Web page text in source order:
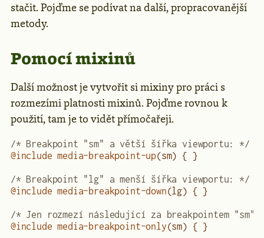
stačit. Pojďme se podívat na další, propracovanější
metody.
Pomocí mixinů
Další možnost je vytvořit si mixiny pro práci s
rozmezími platnosti mixinů. Pojďme rovnou k
použití, tam je to vidět přímočařeji.
/* Breakpoint "sm" a větší šířka viewportu: */
@include media-breakpoint-up(sm) { }
/* Breakpoint "lg" a menší šířka viewportu: */
@include media-breakpoint-down(lg) { }
/* Jen rozmezí následující za breakpointem "sm"
@include media-breakpoint-only(sm) { }